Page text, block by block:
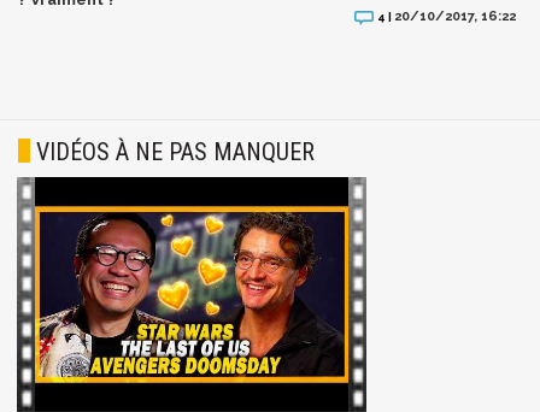
4 | 20/10/2017, 16:22
VIDÉOS À NE PAS MANQUER